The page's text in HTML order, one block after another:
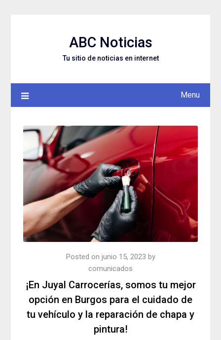
ABC Noticias
Tu sitio de noticias en internet
Menu
¡En Juyal Carrocerías, somos tu mejor
opción en Burgos para el cuidado de
tu vehículo y la reparación de chapa y
pintura!
Posted on junio 15, 2023 by
comunicados